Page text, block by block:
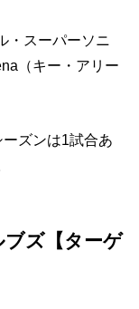
・スーパーソニ
（キー・アリー
ズンは1試合あ
ズ【ターゲ